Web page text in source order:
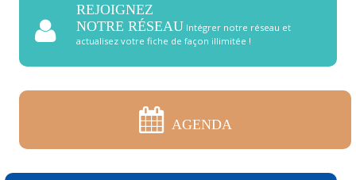
REJOIGNEZ
NOTRE RÉSEAU Intégrer notre réseau et
actualisez votre fiche de façon illimitée !
AGENDA